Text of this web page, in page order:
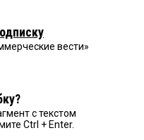
вести»
с текстом
Ctrl + Enter.